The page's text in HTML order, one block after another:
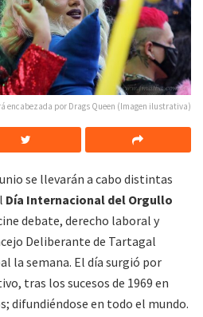
encabezada por Drags Queen (Imagen ilustrativa)
se llevarán a cabo distintas
Día Internacional del Orgullo
debate, derecho laboral y
Deliberante de Tartagal
la semana. El día surgió por
tras los sucesos de 1969 en
difundiéndose en todo el mundo.